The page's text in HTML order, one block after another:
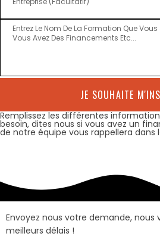
JE SOUHAITE
Remplissez les différentes
besoin, dites nous si vous avez un
de notre équipe vous rappellera dans
Envoyez nous votre demande, nous
meilleurs délais !